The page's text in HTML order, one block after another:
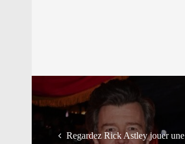
navigation
Regardez Rick Astley jouer